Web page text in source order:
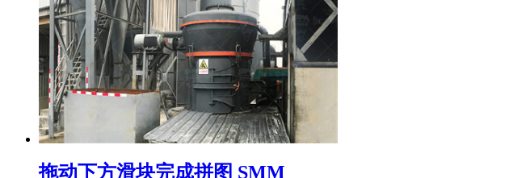
拖动下方滑块完成拼图 SMM